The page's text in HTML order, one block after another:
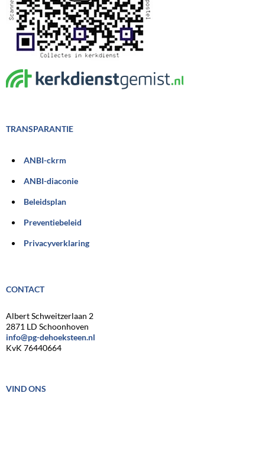
TRANSPARANTIE
ANBI-ckrm
ANBI-diaconie
Beleidsplan
Preventiebeleid
Privacyverklaring
CONTACT
Albert Schweitzerlaan 2
2871 LD Schoonhoven
info@pg-dehoeksteen.nl
KvK 76440664
VIND ONS